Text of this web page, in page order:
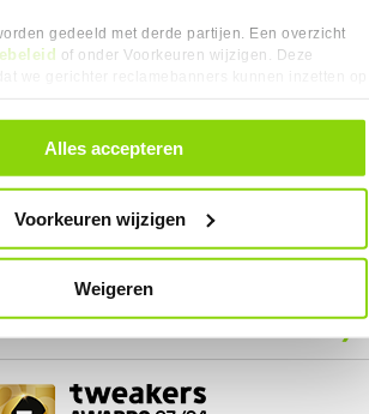
gedeeld met derde partijen. Een overzicht
of onder Voorkeuren wijzigen. Deze
je gegeven toestemming altijd intrekken, dit doe je
onze website te klikken op ‘Cookievoorkeuren’
Alles accepteren
Voorkeuren wijzigen
Weigeren